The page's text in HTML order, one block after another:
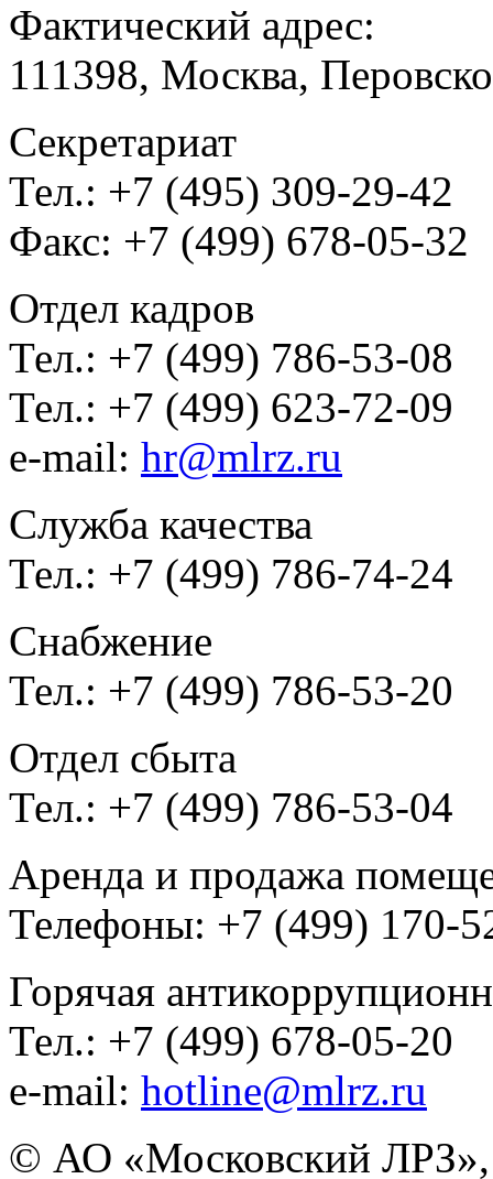
Фактический адрес:
111398, Москва,
Секретариат
Тел.: +7 (495) 309-29-42
Факс: +7 (499) 678-05-32
Отдел кадров
Тел.: +7 (499) 786-53-08
Тел.: +7 (499) 623-72-09
e-mail: hr@mlrz.ru
Служба качества
Тел.: +7 (499) 786-74-24
Снабжение
Тел.: +7 (499) 786-53-20
Отдел сбыта
Тел.: +7 (499) 786-53-04
Аренда и продажа
Телефоны: +7 (499) 170-
Горячая
Тел.: +7 (499) 678-05-20
e-mail: hotline@mlrz.ru
© АО «Московский